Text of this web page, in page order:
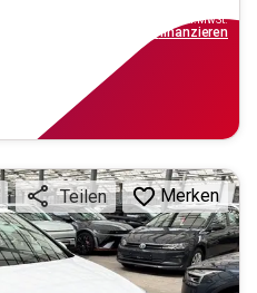
inkl.MwSt.
finanzieren
Teilen Merken